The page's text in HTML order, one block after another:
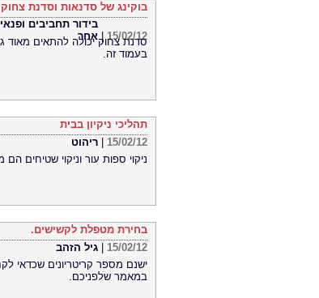
בוקינג של סדנאות וסדנת צחוק
15/02/12
|
בידור תחביבים
אחר
סדנת צחוק יכולה להתאים מאוד
בעמוד זה.
תהליכי ניקיון בבית
15/02/12
ריהוט
ניקוי ספות עור וניקוי שטיחים
בחירת מטפלת לקשישים.
15/02/12
גיל הזהב
ישנם מספר קריטריונים שכדאי
במאמר שלפניכם.